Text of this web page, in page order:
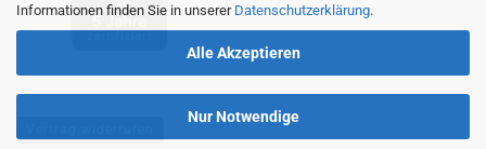
Informationen finden Sie in unserer Datenschutzerklärung.
Alle Akzeptieren
Nur Notwendige